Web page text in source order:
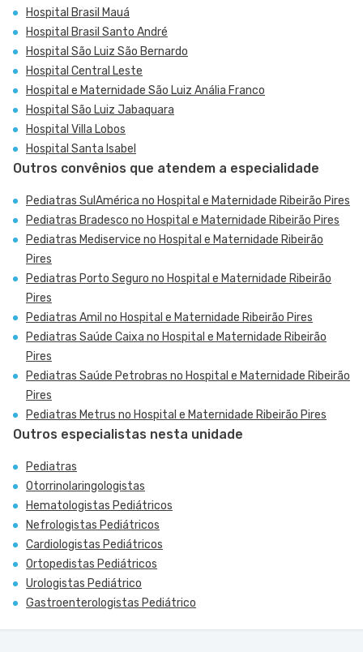
Hospital Brasil Mauá
Hospital Brasil Santo André
Hospital São Luiz São Bernardo
Hospital Central Leste
Hospital e Maternidade São Luiz Anália Franco
Hospital São Luiz Jabaquara
Hospital Villa Lobos
Hospital Santa Isabel
Outros convênios que atendem a especialidade
Pediatras SulAmérica no Hospital e Maternidade Ribeirão Pires
Pediatras Bradesco no Hospital e Maternidade Ribeirão Pires
Pediatras Mediservice no Hospital e Maternidade Ribeirão
Pires
Pediatras Porto Seguro no Hospital e Maternidade Ribeirão
Pires
Pediatras Amil no Hospital e Maternidade Ribeirão Pires
Pediatras Saúde Caixa no Hospital e Maternidade Ribeirão
Pires
Pediatras Saúde Petrobras no Hospital e Maternidade Ribeirão
Pires
Pediatras Metrus no Hospital e Maternidade Ribeirão Pires
Outros especialistas nesta unidade
Pediatras
Otorrinolaringologistas
Hematologistas Pediátricos
Nefrologistas Pediátricos
Cardiologistas Pediátricos
Ortopedistas Pediátricos
Urologistas Pediátrico
Gastroenterologistas Pediátrico